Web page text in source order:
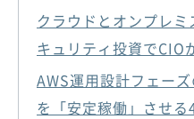
クラウドとオンプレ
キュリティ投資でCIO
AWS運用設計フェー
を「安定稼働」させる